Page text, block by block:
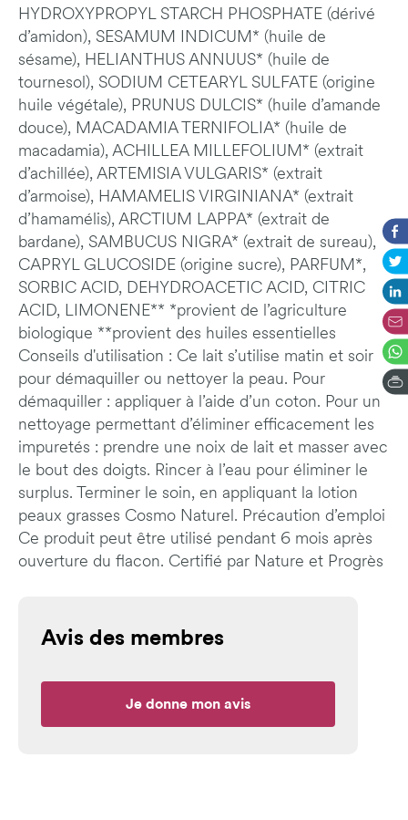
HYDROXYPROPYL STARCH PHOSPHATE (dérivé
d’amidon), SESAMUM INDICUM* (huile de
sésame), HELIANTHUS ANNUUS* (huile de
tournesol), SODIUM CETEARYL SULFATE (origine
huile végétale), PRUNUS DULCIS* (huile d’amande
douce), MACADAMIA TERNIFOLIA* (huile de
macadamia), ACHILLEA MILLEFOLIUM* (extrait
d’achillée), ARTEMISIA VULGARIS* (extrait
d’armoise), HAMAMELIS VIRGINIANA* (extrait
d’hamamélis), ARCTIUM LAPPA* (extrait de
bardane), SAMBUCUS NIGRA* (extrait de sureau),
CAPRYL GLUCOSIDE (origine sucre), PARFUM*,
SORBIC ACID, DEHYDROACETIC ACID, CITRIC
ACID, LIMONENE** *provient de l’agriculture
biologique **provient des huiles essentielles
Conseils d'utilisation : Ce lait s’utilise matin et soir
pour démaquiller ou nettoyer la peau. Pour
démaquiller : appliquer à l’aide d’un coton. Pour un
nettoyage permettant d’éliminer efficacement les
impuretés : prendre une noix de lait et masser avec
le bout des doigts. Rincer à l’eau pour éliminer le
surplus. Terminer le soin, en appliquant la lotion
peaux grasses Cosmo Naturel. Précaution d’emploi
Ce produit peut être utilisé pendant 6 mois après
ouverture du flacon. Certifié par Nature et Progrès
Avis des membres
Je donne mon avis